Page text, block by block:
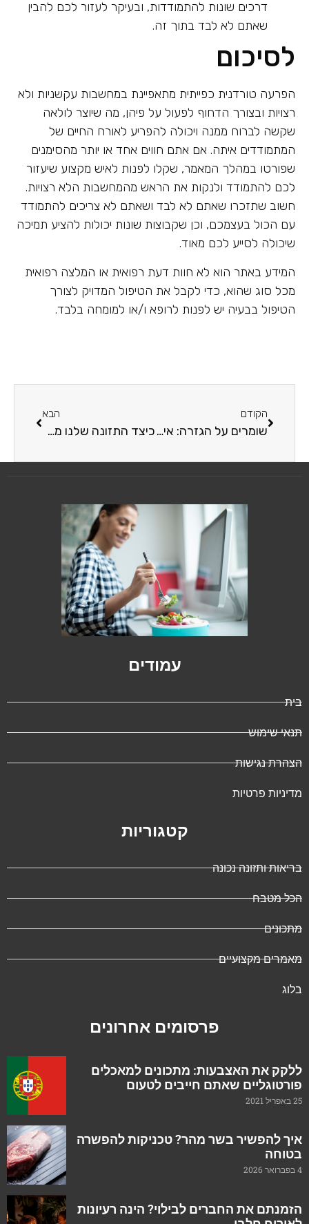
דרכים שונות להתמודדות, ובעיקר לעזור לכם להבין
שאתם לא לבד בתוך זה.
לסיכום
הפרעה טורדנית כפייתית מתאפיינת במחשבות עקשניות ולא
רצויות ובצורך הדחוף לפעול על פיהן, מה שיוצר לולאה
שקשה לברוח ממנה ויכולה להפריע לאורח החיים של
המתמודדים איתה. אם אתם חווים אחד או יותר מהסימנים
שפורטו במהלך המאמר, שקלו לפנות לאיש מקצוע שיעזור
לכם להתמודד ולנקות את הראש מהמחשבות הלא רצויות.
חשוב שתזכרו שאתם לא לבד ושאתם לא צריכים להתמודד
עם הכול בעצמכם, וכן שקבוצות שונות יכולות להציע תמיכה
שיכולה לסייע לכם מאוד.
המידע באתר הוא לא חוות דעת רפואית או המלצה רפואית
מכל סוג שהוא, כדי לקבל את הטיפול המדויק לצורך
הטיפול בבעיה יש לפנות לרופא ו/או למומחה בלבד.
הקודם
שומרים על הגזרה: איך לאכול נכון בחופשה?
הבא
כיצד התזונה שלנו משפיעה על מראה עור הפנים?
עמודים
בית
תנאי שימוש
הצהרת נגישות
מדיניות פרטיות
קטגוריות
בריאות ותזונה נכונה
הכל מטבח
מתכונים
מאמרים מקצועיים
בלוג
פרסומים אחרונים
ללקק את האצבעות: מתכונים למאכלים
פורטוגליים שאתם חייבים לטעום
25 באפריל 2021
איך להפשיר בשר מהר? טכניקות להפשרה
בטוחה
4 בפברואר 2026
הזמנתם את החברים לבילוי? הינה רעיונות